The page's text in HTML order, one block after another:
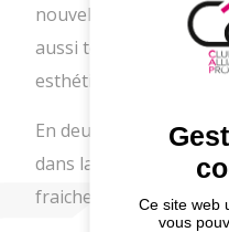
nouvel univers de
aussi technologie de
esthétique.
En deuxième partie,
dans la Concession le
fraichement arrivé
Ce site web
vous